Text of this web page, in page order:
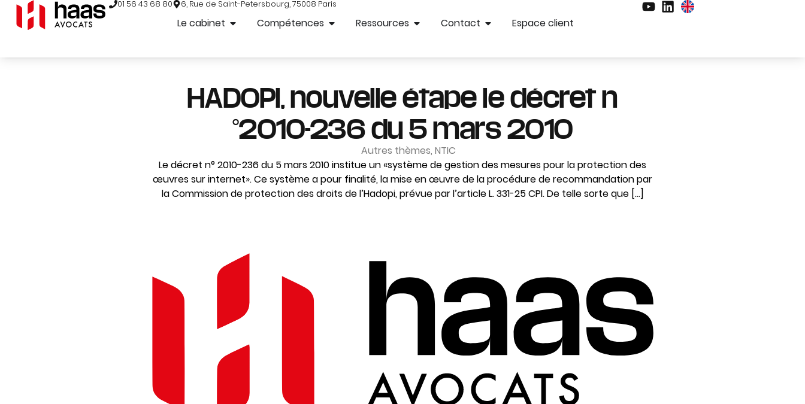
01 56 43 68 80 6, Rue de Saint-Petersbourg, 75008 Paris
Le cabinet Compétences Ressources Contact Espace client
HADOPI, nouvelle étape le décret n
°2010-236 du 5 mars 2010
Autres thèmes, NTIC
Le décret n° 2010-236 du 5 mars 2010 institue un «système de gestion des mesures pour la protection des
œuvres sur internet». Ce système a pour finalité, la mise en œuvre de la procédure de recommandation par
la Commission de protection des droits de l’Hadopi, prévue par l’article L. 331-25 CPI. De telle sorte que […]